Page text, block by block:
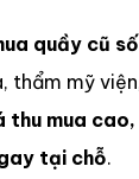
quầy cũ
thẩm mỹ
thu mua
tại chỗ.